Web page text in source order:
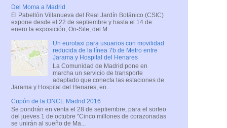
Del Moma a Madrid
El Pabellón Villanueva del Real Jardín Botánico (CSIC)
expone desde el 22 de septiembre y hasta el 14 de
enero la exposición, On-Site, del M...
Un eurotaxi para usuarios con movilidad
reducida de la línea 7b de Metro entre
Jarama y Hospital del Henares
La Comunidad de Madrid pone en
marcha un servicio de transporte
adaptado que conecta las estaciones de
Jarama y Hospital del Henares, en...
Cupón de la ONCE Madrid 2016
Se pondrán en venta el 28 de septiembre, para el sorteo
del jueves 1 de octubre "Cinco millones de corazonadas
se unirán al sueño de Ma...